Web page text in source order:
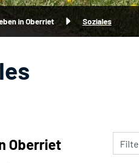
in Oberriet Soziales
Oberriet